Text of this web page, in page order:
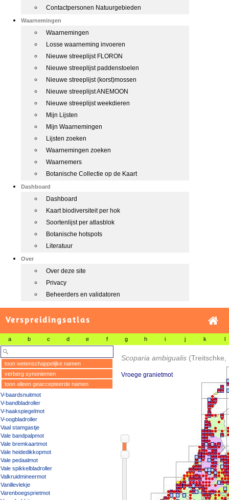
Contactpersonen Natuurgebieden
Waarnemingen
Waarnemingen
Losse waarneming invoeren
Nieuwe streeplijst FLORON
Nieuwe streeplijst paddenstoelen
Nieuwe streeplijst (korst)mossen
Nieuwe streeplijst ANEMOON
Nieuwe streeplijst weekdieren
Mijn Lijsten
Mijn Waarnemingen
Lijsten zoeken
Waarnemingen zoeken
Waarnemers
Botanische Collectie op de Kaart
Dashboard
Dashboard
Kaart biodiversiteit per hok
Soortenlijst per atlasblok
Botanische hotspots
Literatuur
Over
Over deze site
Privacy
Beheerders en validatoren
Verspreidingsatlas
a b c d e f g h i j k l
toon wetenschappelijke namen
verberg synoniemen
toon alleen geaccepteerde namen
V-baardsnuitmot
V-bandbladroller
V-haakspiegelmot
V-oogbladroller
Vaal stamgastje
Vale bandpalpmot
Vale bremkaartmot
Vale heidedikkopmot
Vale pedaalmot
Vale spikkelbladroller
Valkruidmineermot
Vanillevlekje
Varenboegsprietmot
Scoparia ambigualis (Treitschke,
Vroege granietmot